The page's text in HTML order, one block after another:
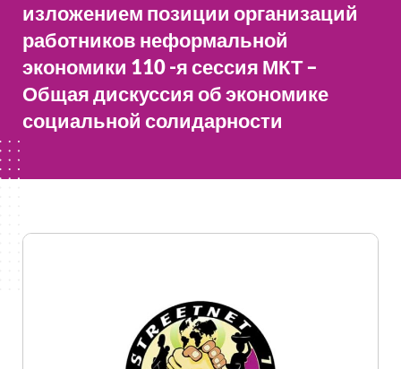
изложением позиции организаций
работников неформальной
экономики 110 -я сессия МКТ –
Общая дискуссия об экономике
социальной солидарности